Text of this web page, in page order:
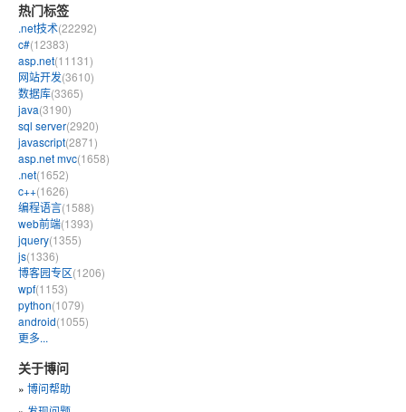
热门标签
.net技术(22292)
c#(12383)
asp.net(11131)
网站开发(3610)
数据库(3365)
java(3190)
sql server(2920)
javascript(2871)
asp.net mvc(1658)
.net(1652)
c++(1626)
编程语言(1588)
web前端(1393)
jquery(1355)
js(1336)
博客园专区(1206)
wpf(1153)
python(1079)
android(1055)
更多...
关于博问
» 博问帮助